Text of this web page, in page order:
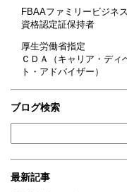
FBAAファミリービジネ
資格認定証保持者
厚生労働省指定
ＣＤＡ（キャリア・ディ
ト・アドバイザー）
ブログ検索
最新記事